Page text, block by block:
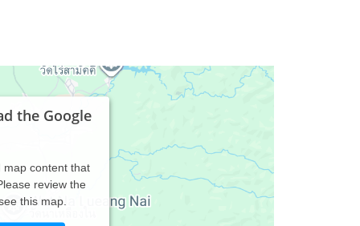
the Google
map content that
review the
this map.